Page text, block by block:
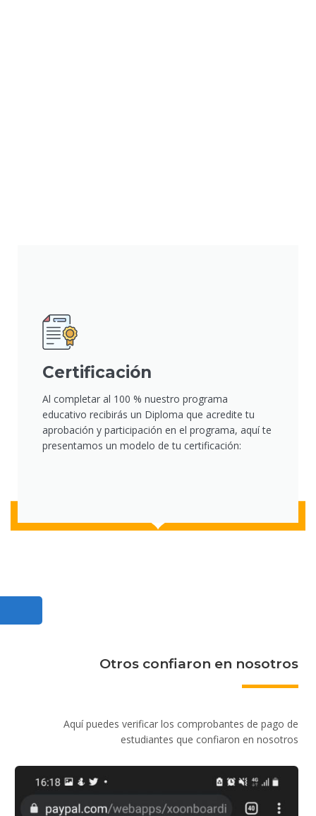
Certificación
Al completar al 100 % nuestro programa
educativo recibirás un Diploma que acredite tu
aprobación y participación en el programa, aquí te
presentamos un modelo de tu certificación:
Otros confiaron en nosotros
Aquí puedes verificar los comprobantes de pago de
estudiantes que confiaron en nosotros